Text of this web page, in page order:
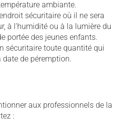
ambiante.
sécuritaire où il ne sera
à l'humidité ou à la lumière du
portée des jeunes enfants.
sécuritaire toute quantité qui
de péremption.
aux professionnels de la
: